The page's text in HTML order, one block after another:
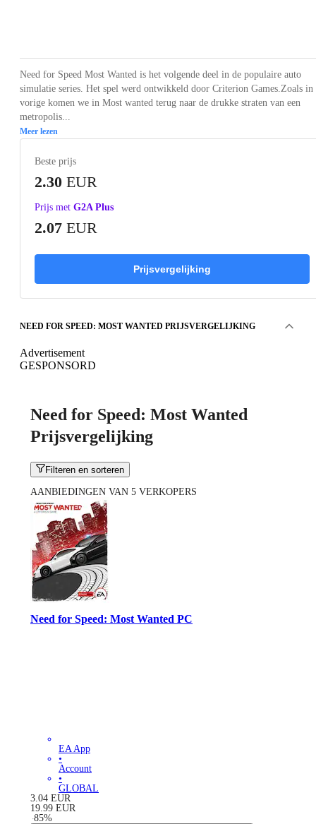
Need for Speed Most Wanted is het volgende deel in de populaire auto
simulatie series. Het spel werd ontwikkeld door Criterion Games.Zoals in
vorige komen we in Most wanted terug naar de drukke straten van een
metropolis...
Meer lezen
Beste prijs
2.30 EUR
Prijs met G2A Plus
2.07 EUR
Prijsvergelijking
NEED FOR SPEED: MOST WANTED PRIJSVERGELIJKING
Advertisement
GESPONSORD
Need for Speed: Most Wanted
Prijsvergelijking
Filteren en sorteren
AANBIEDINGEN VAN 5 VERKOPERS
Need for Speed: Most Wanted PC
EA App
•
Account
•
GLOBAL
3.04 EUR
19.99 EUR
-85%